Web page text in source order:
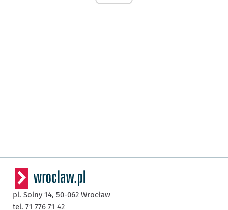
pl. Solny 14, 50-062 Wrocław
tel. 71 776 71 42